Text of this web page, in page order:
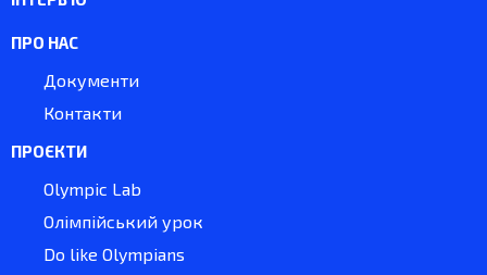
ПРО НАС
Документи
Контакти
ПРОЄКТИ
Olympic Lab
Олімпійський урок
Do like Olympians